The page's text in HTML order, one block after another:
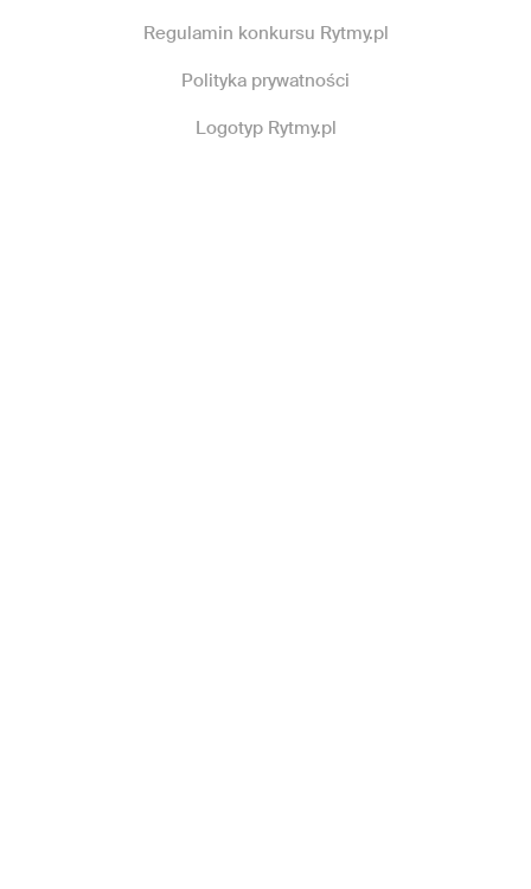
Regulamin konkursu Rytmy.pl
Polityka prywatności
Logotyp Rytmy.pl